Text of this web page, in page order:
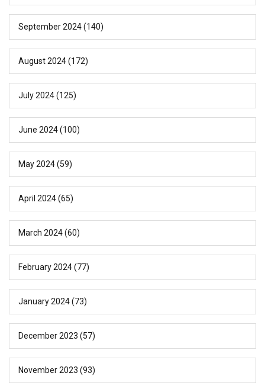
September 2024(140)
August 2024(172)
July 2024(125)
June 2024(100)
May 2024(59)
April 2024(65)
March 2024(60)
February 2024(77)
January 2024(73)
December 2023 (57)
November 2023 (93)